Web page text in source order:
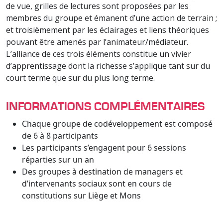
de vue, grilles de lectures sont proposées par les
membres du groupe et émanent d’une action de terrain ;
et troisièmement par les éclairages et liens théoriques
pouvant être amenés par l’animateur/médiateur.
L’alliance de ces trois éléments constitue un vivier
d’apprentissage dont la richesse s’applique tant sur du
court terme que sur du plus long terme.
INFORMATIONS COMPLÉMENTAIRES
Chaque groupe de codéveloppement est composé
de 6 à 8 participants
Les participants s’engagent pour 6 sessions
réparties sur un an
Des groupes à destination de managers et
d’intervenants sociaux sont en cours de
constitutions sur Liège et Mons